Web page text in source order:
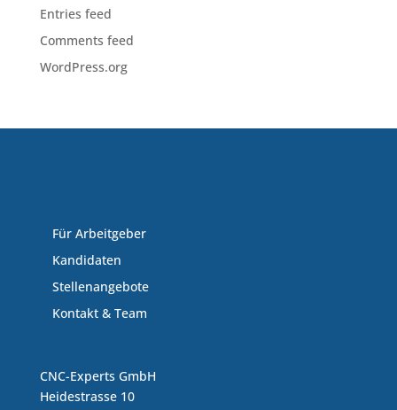
Entries feed
Comments feed
WordPress.org
Für Arbeitgeber
Kandidaten
Stellenangebote
Kontakt & Team
CNC-Experts GmbH
Heidestrasse 10